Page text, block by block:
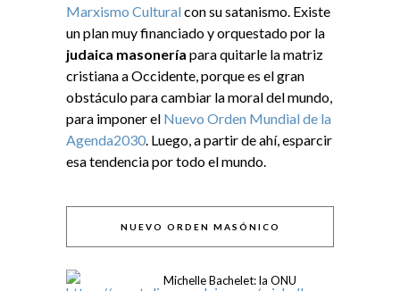
Marxismo Culturalcon su satanismo. Existe
un plan muy financiado y orquestado por la
judaica masonería para quitarle la matriz
cristiana a Occidente, porque es el gran
obstáculo para cambiar la moral del mundo,
para imponer el Nuevo Orden Mundial de la
Agenda2030. Luego, a partir de ahí, esparcir
esa tendencia por todo el mundo.
NUEVO ORDEN MASÓNICO
Michelle Bachelet: la ONU